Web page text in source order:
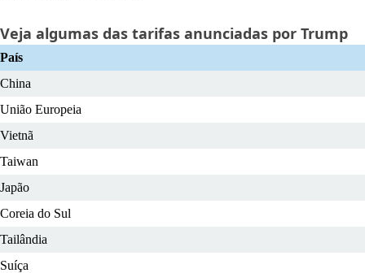
Veja algumas das tarifas anunciadas por Trump
País
China
União Europeia
Vietnã
Taiwan
Japão
Coreia do Sul
Tailândia
Suíça